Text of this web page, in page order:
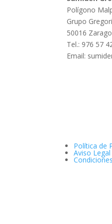
Polígono
Grupo
50016
Tel.: 976 57
Email:
Política de
Aviso Legal